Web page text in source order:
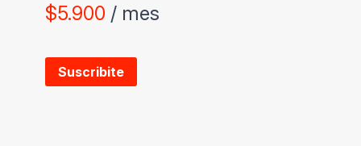
$5.900 / mes
Suscribite